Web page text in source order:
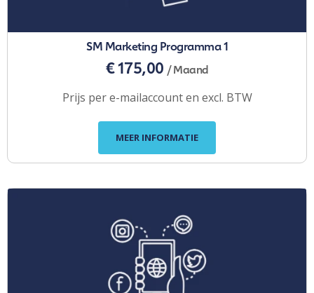
SM Marketing Programma 1
€ 175,00 / Maand
Prijs per e-mailaccount en excl. BTW
MEER INFORMATIE